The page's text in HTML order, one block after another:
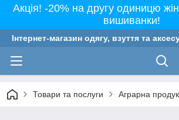
Акція! -20% на другу одиницю
вишиванки!
Інтернет-магазин одягу, взуття та
Товари та послуги Аграрна